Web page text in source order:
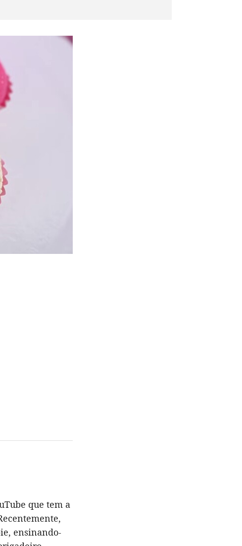
que tem a
ensinando-